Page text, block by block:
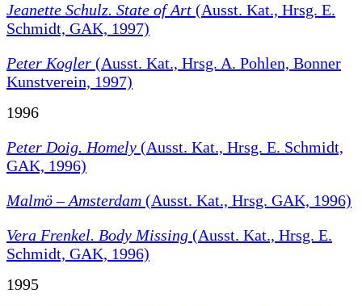
Jeanette Schulz. State of Art (Ausst. Kat., Hrsg. E.
Schmidt, GAK, 1997)
Peter Kogler (Ausst. Kat., Hrsg. A. Pohlen, Bonner
Kunstverein, 1997)
1996
Peter Doig. Homely (Ausst. Kat., Hrsg. E. Schmidt,
GAK, 1996)
Malmö – Amsterdam (Ausst. Kat., Hrsg. GAK, 1996)
Vera Frenkel. Body Missing (Ausst. Kat., Hrsg. E.
Schmidt, GAK, 1996)
1995